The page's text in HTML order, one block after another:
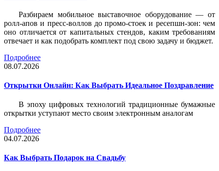
Разбираем мобильное выставочное оборудование — от
ролл-апов и пресс-воллов до промо-стоек и ресепшн-зон: чем
оно отличается от капитальных стендов, каким требованиям
отвечает и как подобрать комплект под свою задачу и бюджет.
Подробнее
08.07.2026
Открытки Онлайн: Как Выбрать Идеальное Поздравление
В эпоху цифровых технологий традиционные бумажные
открытки уступают место своим электронным аналогам
Подробнее
04.07.2026
Как Выбрать Подарок на Свадьбу